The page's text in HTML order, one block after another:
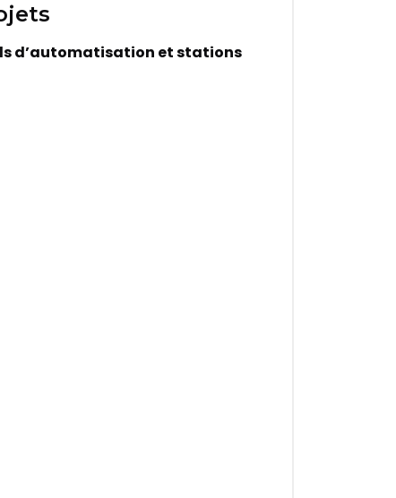
d’automatisation et stations